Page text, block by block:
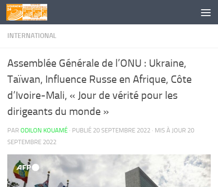
Skip to content
INTERNATIONAL
Assemblée Générale de l’ONU : Ukraine,
Taïwan, Influence Russe en Afrique, Côte
d’Ivoire-Mali, « Jour de vérité pour les
dirigeants du monde »
PAR ODILON KOUAMÉ · PUBLIÉ 20 SEPTEMBRE 2022 · MIS À JOUR 20
SEPTEMBRE 2022